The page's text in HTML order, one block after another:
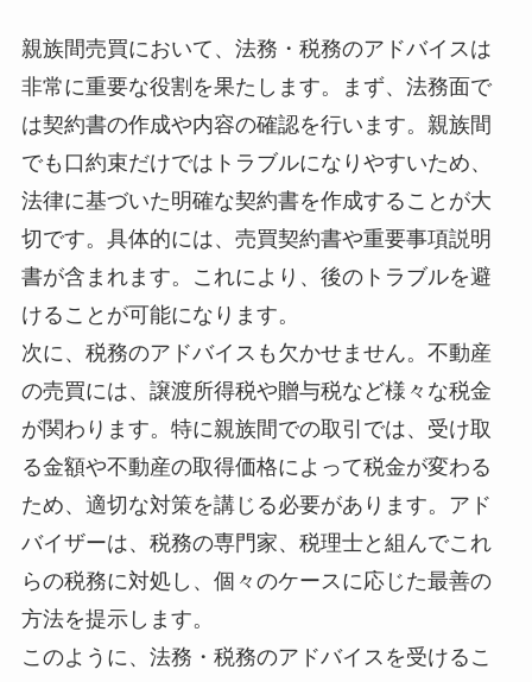
親族間売買において、法務・税務のアドバイスは
非常に重要な役割を果たします。まず、法務面で
は契約書の作成や内容の確認を行います。親族間
でも口約束だけではトラブルになりやすいため、
法律に基づいた明確な契約書を作成することが大
切です。具体的には、売買契約書や重要事項説明
書が含まれます。これにより、後のトラブルを避
けることが可能になります。
次に、税務のアドバイスも欠かせません。不動産
の売買には、譲渡所得税や贈与税など様々な税金
が関わります。特に親族間での取引では、受け取
る金額や不動産の取得価格によって税金が変わる
ため、適切な対策を講じる必要があります。アド
バイザーは、税務の専門家、税理士と組んでこれ
らの税務に対処し、個々のケースに応じた最善の
方法を提示します。
このように、法務・税務のアドバイスを受けるこ